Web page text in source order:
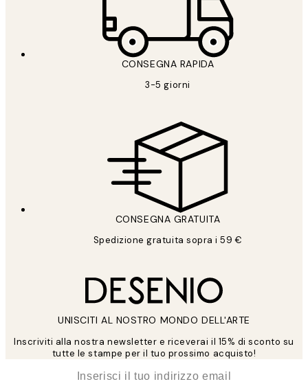
CONSEGNA RAPIDA
3-5 giorni
CONSEGNA GRATUITA
Spedizione gratuita sopra i 59 €
UNISCITI AL NOSTRO MONDO DELL'ARTE
Inscriviti alla nostra newsletter e riceverai il 15% di sconto su
tutte le stampe per il tuo prossimo acquisto!